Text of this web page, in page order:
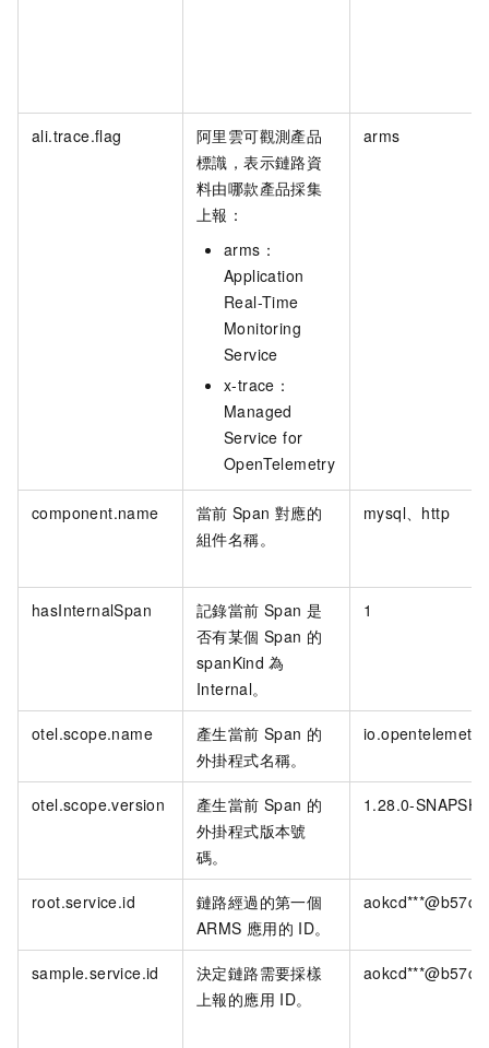
ali.trace.flag
阿里雲可觀測產品
標識，表示鏈路資
料由哪款產品採集
上報：
arms：
Application
Real-Time
Monitoring
Service
x-trace：
Managed
Service for
OpenTelemetry
arms
component.name 當前 Span 對應的
組件名稱。
mysql、http
hasInternalSpan 記錄當前 Span 是
否有某個 Span 的
spanKind 為
Internal。
1
otel.scope.name 產生當前 Span 的
外掛程式名稱。
otel.scope.version 產生當前 Span 的
外掛程式版本號
碼。
1.28.0-
root.service.id
鏈路經過的第一個
ARMS 應用的 ID。
sample.service.id
決定鏈路需要採樣
上報的應用 ID。